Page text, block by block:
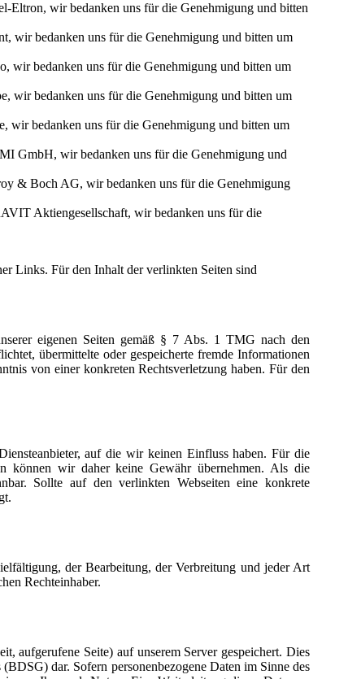
Eltron, wir bedanken uns für die Genehmigung und bitten
wir bedanken uns für die Genehmigung und bitten um
wir bedanken uns für die Genehmigung und bitten um
wir bedanken uns für die Genehmigung und bitten um
wir bedanken uns für die Genehmigung und bitten um
GmbH, wir bedanken uns für die Genehmigung und
& Boch AG, wir bedanken uns für die Genehmigung
Aktiengesellschaft, wir bedanken uns für die
Links. Für den Inhalt der verlinkten Seiten sind
eigenen Seiten gemäß § 7 Abs. 1 TMG nach den
übermittelte oder gespeicherte fremde Informationen
von einer konkreten Rechtsverletzung haben. Für den
auf die wir keinen Einfluss haben. Für die
können wir daher keine Gewähr übernehmen. Als die
Sollte auf den verlinkten Webseiten eine konkrete
der Bearbeitung, der Verbreitung und jeder Art
Rechteinhaber.
aufgerufene Seite) auf unserem Server gespeichert. Dies
dar. Sofern personenbezogene Daten im Sinne des